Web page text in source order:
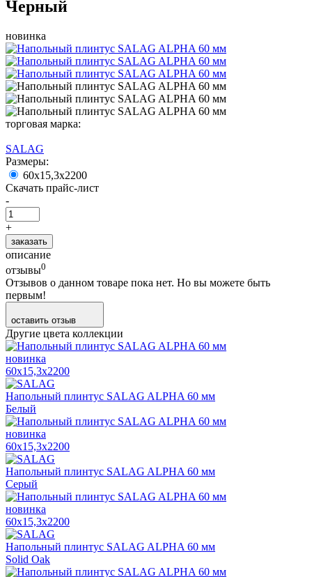
Черный
новинка
торговая марка:
SALAG
Размеры:
60x15,3x2200
Скачать прайс-лист
-
+
заказать
описание
отзывы0
Отзывов о данном товаре пока нет. Но вы можете быть
первым!
оставить отзыв
Другие цвета коллекции
новинка
60x15,3x2200
Напольный плинтус SALAG ALPHA 60 мм
Белый
новинка
60x15,3x2200
Напольный плинтус SALAG ALPHA 60 мм
Серый
новинка
60x15,3x2200
Напольный плинтус SALAG ALPHA 60 мм
Solid Oak